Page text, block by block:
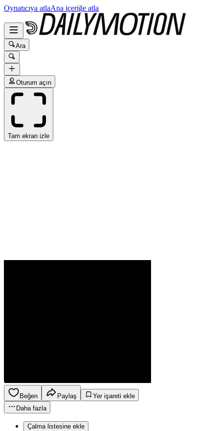
Oynatıcıya atlaAna içeriğe atla
Ara
Oturum açın
Tam ekran izle
Beğen Paylaş
Yer işareti ekle
Daha fazla
Çalma listesine ekle